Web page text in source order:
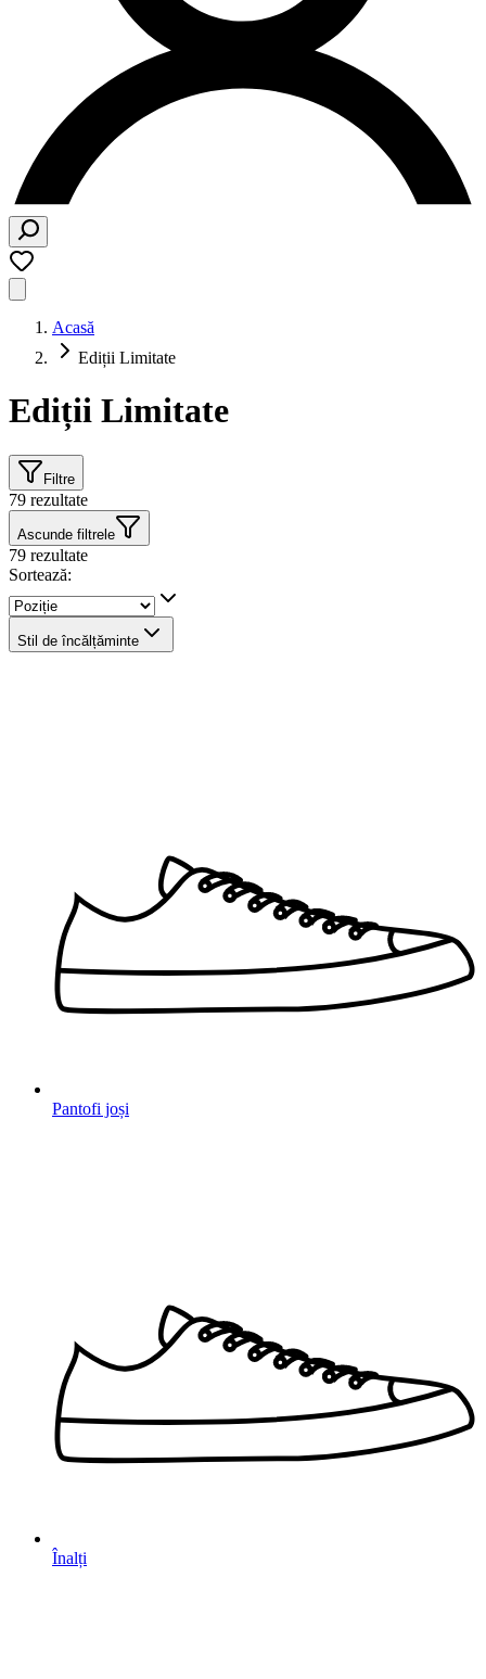
Acasă
Ediții Limitate
Ediții Limitate
Filtre
79 rezultate
Ascunde filtrele
79 rezultate
Sortează:
Stil de încălțăminte
Pantofi joși
Înalți